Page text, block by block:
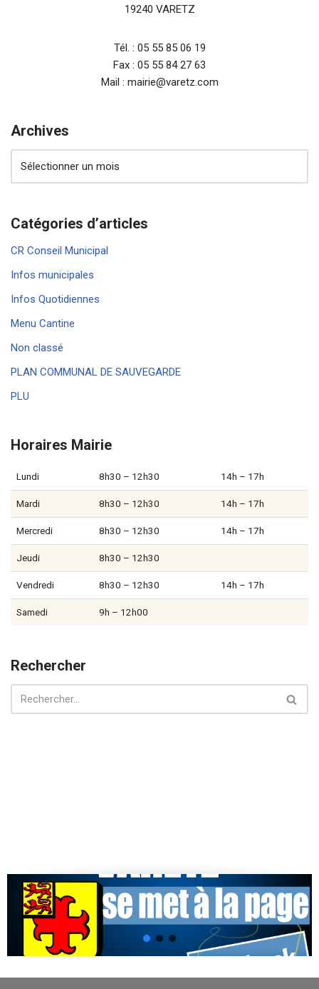
19240 VARETZ
Tél. : 05 55 85 06 19
Fax : 05 55 84 27 63
Mail : mairie@varetz.com
Archives
Catégories d’articles
CR Conseil Municipal
Infos municipales
Infos Quotidiennes
Menu Cantine
Non classé
PLAN COMMUNAL DE SAUVEGARDE
PLU
Horaires Mairie
Lundi 8h30 – 12h30 14h – 17h
Mardi 8h30 – 12h30 14h – 17h
Mercredi 8h30 – 12h30 14h – 17h
Jeudi 8h30 – 12h30
Vendredi 8h30 – 12h30 14h – 17h
Samedi 9h – 12h00
Rechercher